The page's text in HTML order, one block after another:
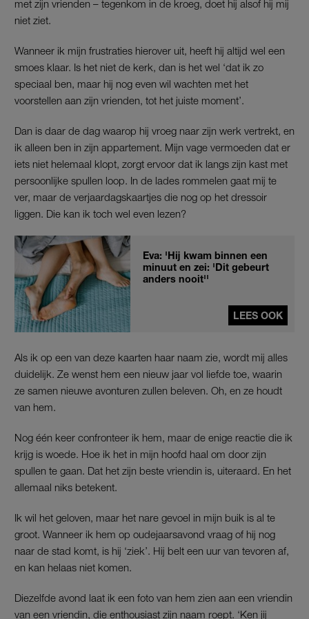
met zijn vrienden – tegenkom in de kroeg, doet hij alsof hij mij
niet ziet.
Wanneer ik mijn frustraties hierover uit, heeft hij altijd wel een
smoes klaar. Is het niet de kerk, dan is het wel ‘dat ik zo
speciaal ben, maar hij nog even wil wachten met het
voorstellen aan zijn vrienden, tot het juiste moment’.
Dan is daar de dag waarop hij vroeg naar zijn werk vertrekt, en
ik alleen ben in zijn appartement. Mijn vage vermoeden dat er
iets niet helemaal klopt, zorgt ervoor dat ik langs zijn kast met
persoonlijke spullen loop. In de lades rommelen gaat mij te
ver, maar de verjaardagskaartjes die nog op het dressoir
liggen. Die kan ik toch wel even lezen?
Eva: 'Hij kwam binnen een
minuut en zei: 'Dit gebeurt
anders nooit''
LEES OOK
Als ik op een van deze kaarten haar naam zie, wordt mij alles
duidelijk. Ze wenst hem een nieuw jaar vol liefde toe, waarin
ze samen nieuwe avonturen zullen beleven. Oh, en ze houdt
van hem.
Nog één keer confronteer ik hem, maar de enige reactie die ik
krijg is woede. Hoe ik het in mijn hoofd haal om door zijn
spullen te gaan. Dat het zijn beste vriendin is, uiteraard. En het
allemaal niks betekent.
Ik wil het geloven, maar het nare gevoel in mijn buik is al te
groot. Wanneer ik hem op oudejaarsavond vraag of hij nog
naar de stad komt, is hij ‘ziek’. Hij belt een uur van tevoren af,
en kan helaas niet komen.
Diezelfde avond laat ik een foto van hem zien aan een vriendin
van een vriendin, die enthousiast zijn naam roept. ‘Ken jij